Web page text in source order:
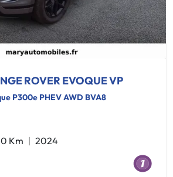
ROVER EVOQUE VP
P300e PHEV AWD BVA8
Km
2024